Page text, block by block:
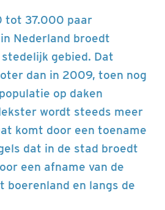
tot 37.000 paar
Nederland broedt
gebied. Dat
dan in 2009, toen nog
op daken
wordt steeds meer
komt door een toename
dat in de stad broedt
een afname van de
boerenland en langs de